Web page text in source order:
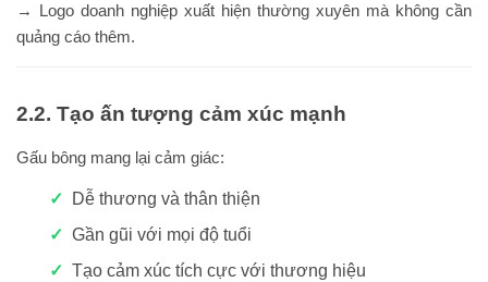
→ Logo doanh nghiệp xuất hiện thường xuyên mà không cần
quảng cáo thêm.
2.2. Tạo ấn tượng cảm xúc mạnh
Gấu bông mang lại cảm giác:
Dễ thương và thân thiện
Gần gũi với mọi độ tuổi
Tạo cảm xúc tích cực với thương hiệu